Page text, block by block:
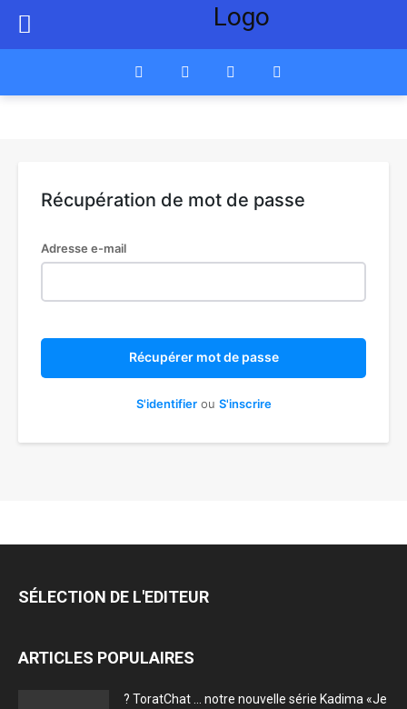
Récupération de mot de passe
Adresse e-mail
Récupérer mot de passe
S'identifierou S'inscrire
SÉLECTION DE L'EDITEUR
ARTICLES POPULAIRES
? ToratChat … notre nouvelle série Kadima «Je